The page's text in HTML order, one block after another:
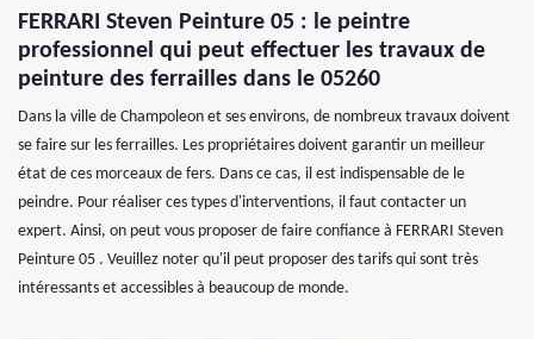
FERRARI Steven Peinture 05 : le peintre
professionnel qui peut effectuer les travaux de
peinture des ferrailles dans le 05260
Dans la ville de Champoleon et ses environs, de nombreux travaux doivent
se faire sur les ferrailles. Les propriétaires doivent garantir un meilleur
état de ces morceaux de fers. Dans ce cas, il est indispensable de le
peindre. Pour réaliser ces types d'interventions, il faut contacter un
expert. Ainsi, on peut vous proposer de faire confiance à FERRARI Steven
Peinture 05 . Veuillez noter qu'il peut proposer des tarifs qui sont très
intéressants et accessibles à beaucoup de monde.